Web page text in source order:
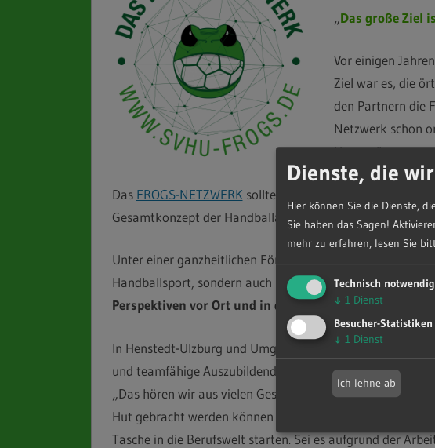
„Das große Ziel
Vor einigen
Ziel war es, die
den Partnern die
Netzwerk schon
Unterstützung
Das FROGS-NETZWERK sollte allerdings nicht nur aus der
Gesamtkonzept der Handballabteilung spielt das Thema
Unter einer ganzheitlichen Förderung versteht der SVHU
Handballsport, sondern auch in Schule und Beruf. „
Perspektiven vor Ort und in der Regionaufzeigen und
In Henstedt-Ulzburg und Umgebung gibt es eine große
und teamfähige Auszubildende werden händeringend
„Das hören wir aus vielen Gesprächen mit den Partnern
Hut gebracht werden können und sollen. Zu oft müssen
Tasche in die Berufswelt starten. Sei es aufgrund der
Dienste, die
Hier können Sie die Dienste,
Sie haben das Sagen!
mehr zu erfahren, lesen Sie
Technisch notwendig
↓ 1 Dienst
Besucher-Statistiken
↓ 1 Dienst
Ich lehne ab